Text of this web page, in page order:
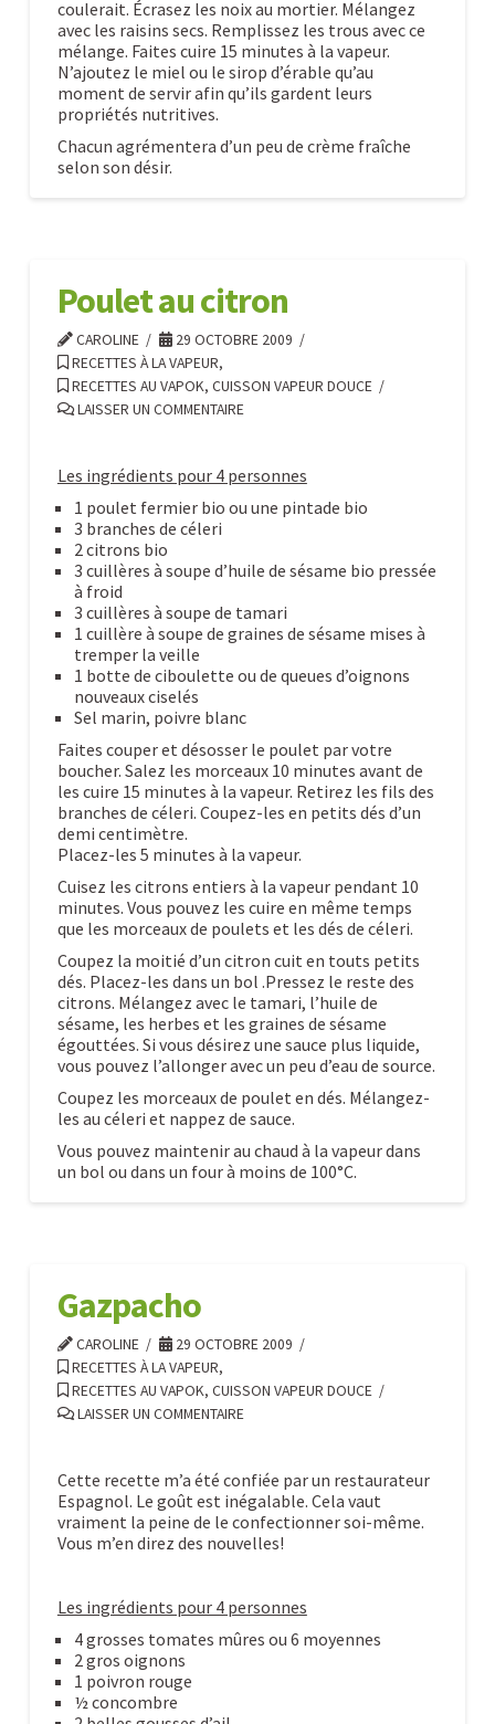
coulerait. Écrasez les noix au mortier. Mélangez
avec les raisins secs. Remplissez les trous avec ce
mélange. Faites cuire 15 minutes à la vapeur.
N’ajoutez le miel ou le sirop d’érable qu’au
moment de servir afin qu’ils gardent leurs
propriétés nutritives.
Chacun agrémentera d’un peu de crème fraîche
selon son désir.
Pommes
Poulet au citron
CAROLINE
29 OCTOBRE 2009
RECETTES À LA VAPEUR,
RECETTES AU VAPOK, CUISSON VAPEUR DOUCE
LAISSER UN COMMENTAIRE
Les ingrédients pour 4 personnes
1 poulet fermier bio ou une pintade bio
3 branches de céleri
2 citrons bio
3 cuillères à soupe d’huile de sésame bio pressée
à froid
3 cuillères à soupe de tamari
1 cuillère à soupe de graines de sésame mises à
tremper la veille
1 botte de ciboulette ou de queues d’oignons
nouveaux ciselés
Sel marin, poivre blanc
Faites couper et désosser le poulet par votre
boucher. Salez les morceaux 10 minutes avant de
les cuire 15 minutes à la vapeur. Retirez les fils des
branches de céleri. Coupez-les en petits dés d’un
demi centimètre.
Placez-les 5 minutes à la vapeur.
Cuisez les citrons entiers à la vapeur pendant 10
minutes. Vous pouvez les cuire en même temps
que les morceaux de poulets et les dés de céleri.
Coupez la moitié d’un citron cuit en touts petits
dés. Placez-les dans un bol .Pressez le reste des
citrons. Mélangez avec le tamari, l’huile de
sésame, les herbes et les graines de sésame
égouttées. Si vous désirez une sauce plus liquide,
vous pouvez l’allonger avec un peu d’eau de source.
Coupez les morceaux de poulet en dés. Mélangez-
les au céleri et nappez de sauce.
Vous pouvez maintenir au chaud à la vapeur dans
un bol ou dans un four à moins de 100°C.
Poulet
Gazpacho
CAROLINE
29 OCTOBRE 2009
RECETTES À LA VAPEUR,
RECETTES AU VAPOK, CUISSON VAPEUR DOUCE
LAISSER UN COMMENTAIRE
Cette recette m’a été confiée par un restaurateur
Espagnol. Le goût est inégalable. Cela vaut
vraiment la peine de le confectionner soi-même.
Vous m’en direz des nouvelles!
Les ingrédients pour 4 personnes
4 grosses tomates mûres ou 6 moyennes
2 gros oignons
1 poivron rouge
½ concombre